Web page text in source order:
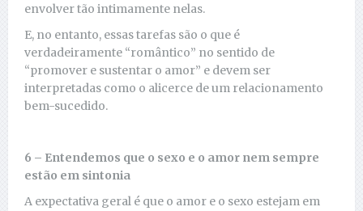
envolver tão intimamente nelas.
E, no entanto, essas tarefas são o que é
verdadeiramente “romântico” no sentido de
“promover e sustentar o amor” e devem ser
interpretadas como o alicerce de um relacionamento
bem-sucedido.
6 – Entendemos que o sexo e o amor nem sempre
estão em sintonia
A expectativa geral é que o amor e o sexo estejam em